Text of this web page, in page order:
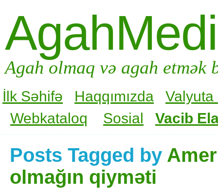
Agah olmaq və agah
İlk Səhifə Haqqımızda
Valyuta
Webkataloq
Sosial Vacib
Posts Tagged by
olmağın qiyməti